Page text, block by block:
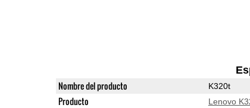
Nombre del producto K320t
Producto Lenovo